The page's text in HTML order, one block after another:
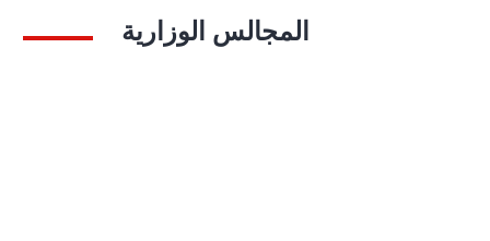
المجالس الوزارية